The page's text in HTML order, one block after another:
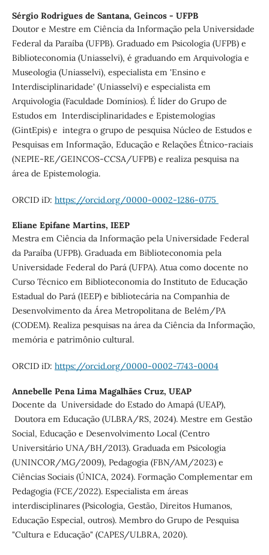
Sérgio Rodrigues de Santana, Geincos - UFPB
Doutor e Mestre em Ciência da Informação pela Universidade
Federal da Paraíba (UFPB). Graduado em Psicologia (UFPB) e
Biblioteconomia (Uniasselvi), é graduando em Arquivologia e
Museologia (Uniasselvi), especialista em 'Ensino e
Interdisciplinaridade' (Uniasselvi) e especialista em
Arquivologia (Faculdade Domínios). É líder do Grupo de
Estudos em Interdisciplinaridades e Epistemologias
(GintEpis) e integra o grupo de pesquisa Núcleo de Estudos e
Pesquisas em Informação, Educação e Relações Étnico-raciais
(NEPIE-RE/GEINCOS-CCSA/UFPB) e realiza pesquisa na
área de Epistemologia.
ORCID iD: https://orcid.org/0000-0002-1286-0775
Eliane Epifane Martins, IEEP
Mestra em Ciência da Informação pela Universidade Federal
da Paraíba (UFPB). Graduada em Biblioteconomia pela
Universidade Federal do Pará (UFPA). Atua como docente no
Curso Técnico em Biblioteconomia do Instituto de Educação
Estadual do Pará (IEEP) e bibliotecária na Companhia de
Desenvolvimento da Área Metropolitana de Belém/PA
(CODEM). Realiza pesquisas na área da Ciência da Informação,
memória e patrimônio cultural.
ORCID iD: https://orcid.org/0000-0002-7743-0004
Annebelle Pena Lima Magalhães Cruz, UEAP
Docente da Universidade do Estado do Amapá (UEAP),
Doutora em Educação (ULBRA/RS, 2024). Mestre em Gestão
Social, Educação e Desenvolvimento Local (Centro
Universitário UNA/BH/2013). Graduada em Psicologia
(UNINCOR/MG/2009), Pedagogia (FBN/AM/2023) e
Ciências Sociais (ÚNICA, 2024). Formação Complementar em
Pedagogia (FCE/2022). Especialista em áreas
interdisciplinares (Psicologia, Gestão, Direitos Humanos,
Educação Especial, outros). Membro do Grupo de Pesquisa
"Cultura e Educação" (CAPES/ULBRA, 2020).